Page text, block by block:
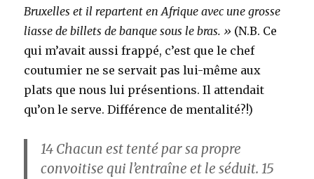
Bruxelles et il repartent en Afrique avec une grosse
liasse de billets de banque sous le bras. » (N.B. Ce
qui m’avait aussi frappé, c’est que le chef
coutumier ne se servait pas lui-même aux
plats que nous lui présentions. Il attendait
qu’on le serve. Différence de mentalité?!)
14 Chacun est tenté par sa propre
convoitise qui l’entraîne et le séduit.15